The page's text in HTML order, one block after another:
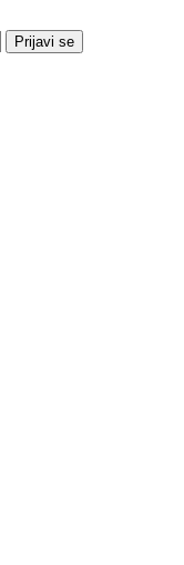
Prijavi se